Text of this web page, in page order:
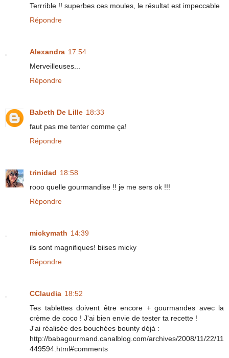
Terrrible !! superbes ces moules, le résultat est impeccable
Répondre
Alexandra 17:54
Merveilleuses...
Répondre
Babeth De Lille 18:33
faut pas me tenter comme ça!
Répondre
trinidad 18:58
rooo quelle gourmandise !! je me sers ok !!!
Répondre
mickymath 14:39
ils sont magnifiques! biises micky
Répondre
CClaudia 18:52
Tes tablettes doivent être encore + gourmandes avec la
crème de coco ! J'ai bien envie de tester ta recette !
J'ai réalisée des bouchées bounty déjà :
http://babagourmand.canalblog.com/archives/2008/11/22/11
449594.html#comments